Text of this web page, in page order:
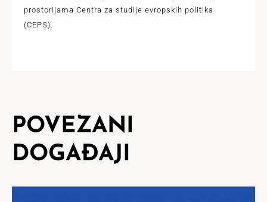
prostorijаmа Centrа zа studije evropskih politikа
(CEPS).
POVEZANI
DOGAĐAJI